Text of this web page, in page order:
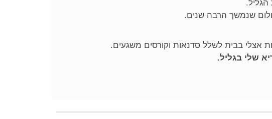
בבית לשלל סדנאות וקורסים משגעים.
שלי בגליל.